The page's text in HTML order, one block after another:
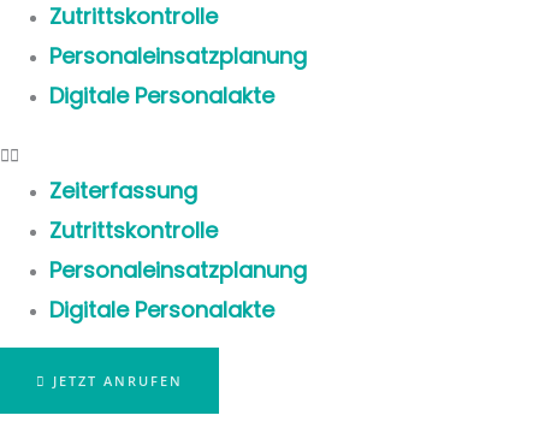
Zutrittskontrolle
Personaleinsatzplanung
Digitale Personalakte
Zeiterfassung
Zutrittskontrolle
Personaleinsatzplanung
Digitale Personalakte
JETZT ANRUFEN